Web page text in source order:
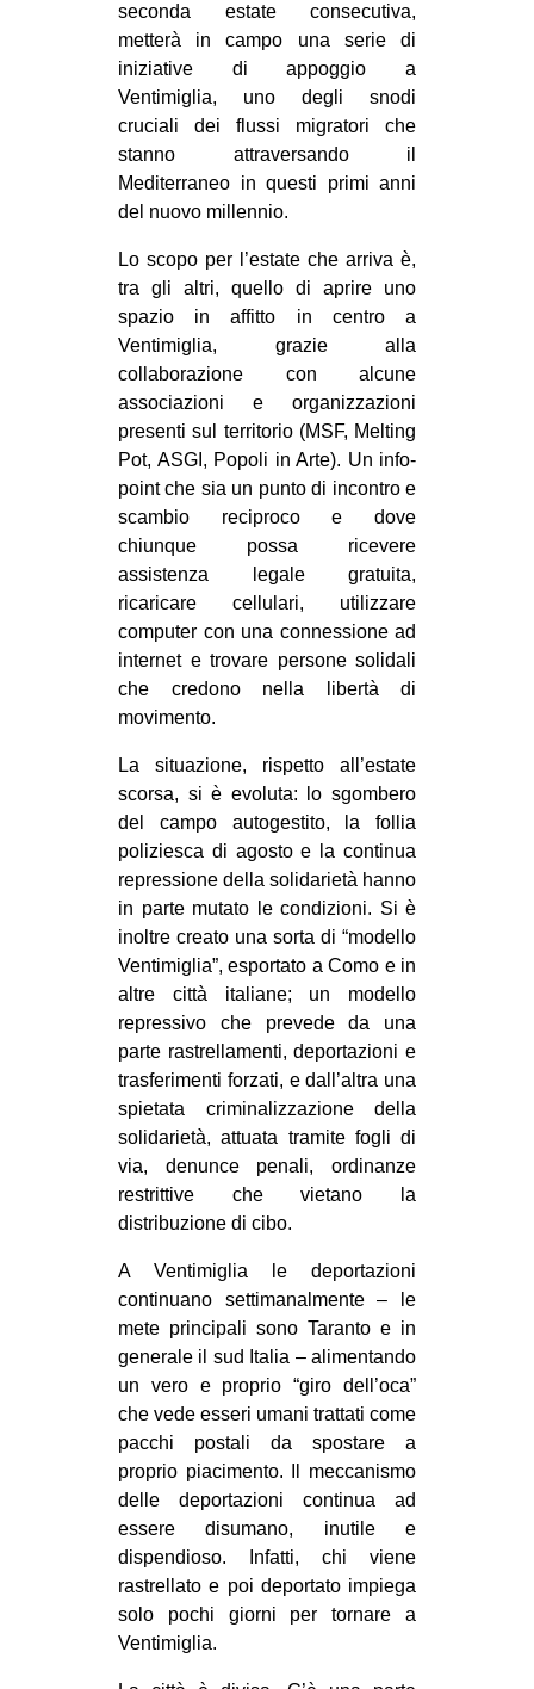
REPRESSIONE
STUDENTI
CULTURE
ARTE
CINEMA
MUSICA
RECENSIONI
INTERNAZIONALE
AFRICA
AMERICHE
ESTREMO ORIENTE
EUROPA
MEDIO ORIENTE
MONDO
EVENTI
Fb
ms
SEARCH
seconda estate consecutiva,
metterà in campo una serie di
iniziative di appoggio a
Ventimiglia, uno degli snodi
cruciali dei flussi migratori che
stanno attraversando il
Mediterraneo in questi primi anni
del nuovo millennio.
Lo scopo per l’estate che arriva è,
tra gli altri, quello di aprire uno
spazio in affitto in centro a
Ventimiglia, grazie alla
collaborazione con alcune
associazioni e organizzazioni
presenti sul territorio (MSF, Melting
Pot, ASGI, Popoli in Arte). Un info-
point che sia un punto di incontro e
scambio reciproco e dove
chiunque possa ricevere
assistenza legale gratuita,
ricaricare cellulari, utilizzare
computer con una connessione ad
internet e trovare persone solidali
che credono nella libertà di
movimento.
La situazione, rispetto all’estate
scorsa, si è evoluta: lo sgombero
del campo autogestito, la follia
poliziesca di agosto e la continua
repressione della solidarietà hanno
in parte mutato le condizioni. Si è
inoltre creato una sorta di “modello
Ventimiglia”, esportato a Como e in
altre città italiane; un modello
repressivo che prevede da una
parte rastrellamenti, deportazioni e
trasferimenti forzati, e dall’altra una
spietata criminalizzazione della
solidarietà, attuata tramite fogli di
via, denunce penali, ordinanze
restrittive che vietano la
distribuzione di cibo.
A Ventimiglia le deportazioni
continuano settimanalmente – le
mete principali sono Taranto e in
generale il sud Italia – alimentando
un vero e proprio “giro dell’oca”
che vede esseri umani trattati come
pacchi postali da spostare a
proprio piacimento. Il meccanismo
delle deportazioni continua ad
essere disumano, inutile e
dispendioso. Infatti, chi viene
rastrellato e poi deportato impiega
solo pochi giorni per tornare a
Ventimiglia.